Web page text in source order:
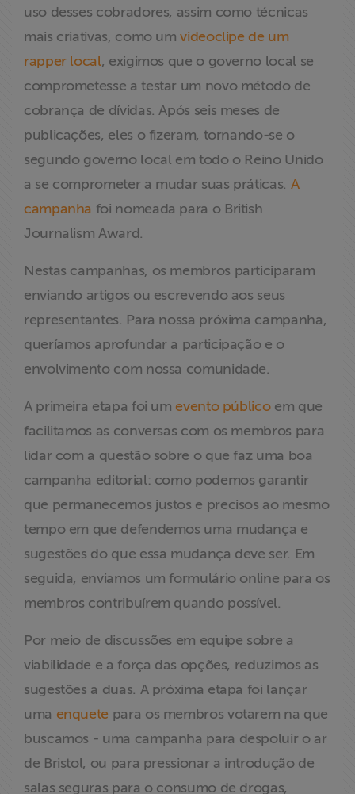
uso desses cobradores, assim como técnicas
mais criativas, como umvideoclipe de um
rapper local, exigimos que o governo local se
comprometesse a testar um novo método de
cobrança de dívidas. Após seis meses de
publicações, eles o fizeram, tornando-se o
segundo governo local em todo o Reino Unido
a se comprometer a mudar suas práticas. A
campanha foi nomeada para o British
Journalism Award.
Nestas campanhas, os membros participaram
enviando artigos ou escrevendo aos seus
representantes. Para nossa próxima campanha,
queríamos aprofundar a participação e o
envolvimento com nossa comunidade.
A primeira etapa foi umevento públicoem que
facilitamos as conversas com os membros para
lidar com a questão sobre o que faz uma boa
campanha editorial: como podemos garantir
que permanecemos justos e precisos ao mesmo
tempo em que defendemos uma mudança e
sugestões do que essa mudança deve ser. Em
seguida, enviamos um formulário online para os
membros contribuírem quando possível.
Por meio de discussões em equipe sobre a
viabilidade e a força das opções, reduzimos as
sugestões a duas. A próxima etapa foi lançar
uma enquete para os membros votarem na que
buscamos - uma campanha para despoluir o ar
de Bristol, ou para pressionar a introdução de
salas seguras para o consumo de drogas,